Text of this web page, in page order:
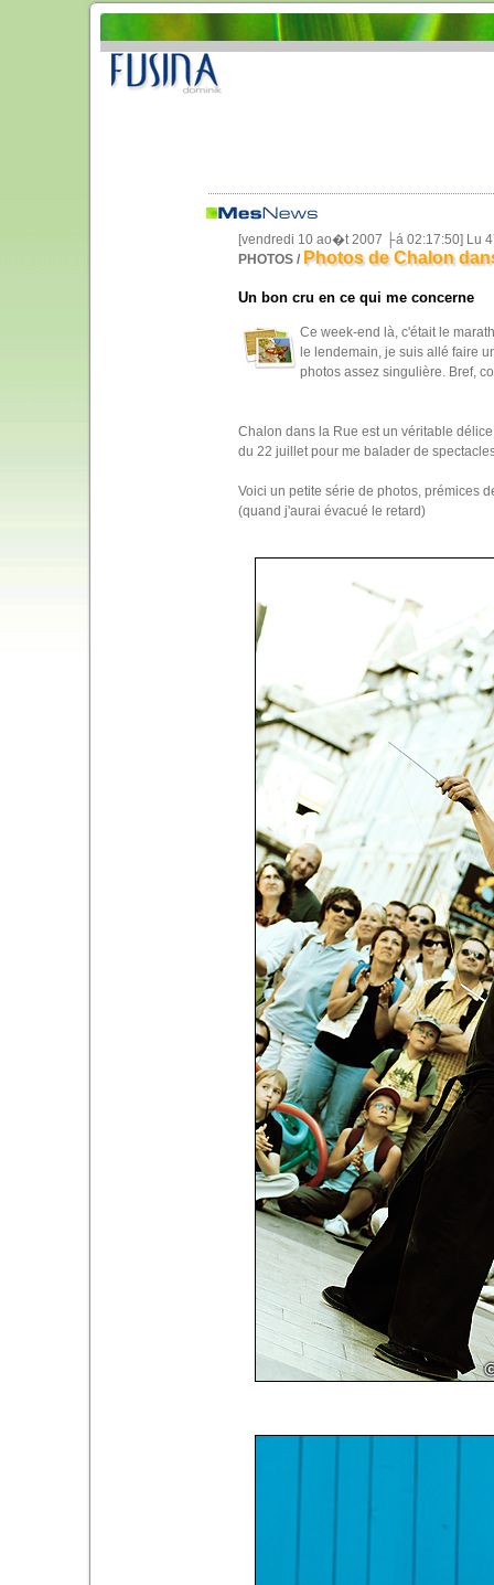
[vendredi 10 ao�t 2007 ├á 02:17:50] Lu
PHOTOS / Photos de Chalon
Un bon cru en ce qui me concerne
Ce week-end là, c'était le
le lendemain, je suis allé faire
photos assez singulière. Bref,
Chalon dans la Rue est un véritable
du 22 juillet pour me balader de
Voici un petite série de photos, prémices
(quand j'aurai évacué le retard)